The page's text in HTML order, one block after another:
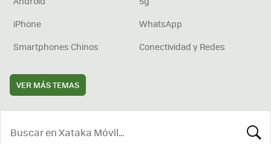
iPhone
WhatsApp
Smartphones Chinos
Conectividad y Redes
VER MÁS TEMAS